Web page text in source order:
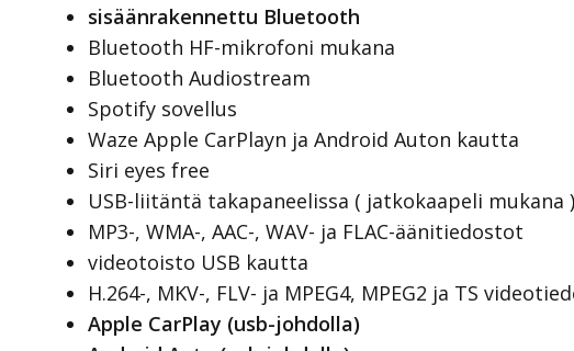
sisäänrakennettu Bluetooth
Bluetooth HF-mikrofoni mukana
Bluetooth Audiostream
Spotify sovellus
Waze Apple CarPlayn ja Android Auton kautta
Siri eyes free
USB-liitäntä takapaneelissa ( jatkokaapeli mukana )
MP3-, WMA-, AAC-, WAV- ja FLAC-äänitiedostot
videotoisto USB kautta
H.264-, MKV-, FLV- ja MPEG4, MPEG2 ja TS
Apple CarPlay (usb-johdolla)